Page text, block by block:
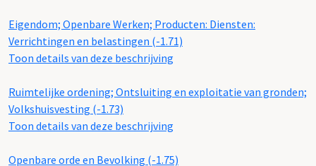
Eigendom; Openbare Werken; Producten: Diensten:
Verrichtingen en belastingen (-1.71)
Toon details van deze beschrijving
Ruimtelijke ordening; Ontsluiting en exploitatie van gronden;
Volkshuisvesting (-1.73)
Toon details van deze beschrijving
Openbare orde en Bevolking (-1.75)